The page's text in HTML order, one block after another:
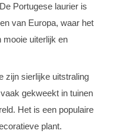
Portugese laurier is
van Europa, waar het
mooie uiterlijk en
zijn sierlijke uitstraling
gekweekt in tuinen
Het is een populaire
plant.